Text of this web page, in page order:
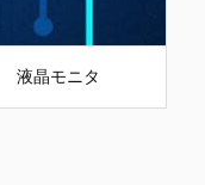
液晶モニタ